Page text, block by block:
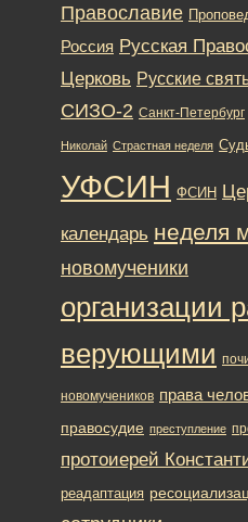
Православие
Россия Русская
Церковь Русские
СИЗО-2 Санкт-Петербург
Николай Страстная неделя
УФСИН ФСИН
календарь неделя
новомученики
организации
верующими
новомучеников права
правосудие преступление
протоиерей
реадаптация